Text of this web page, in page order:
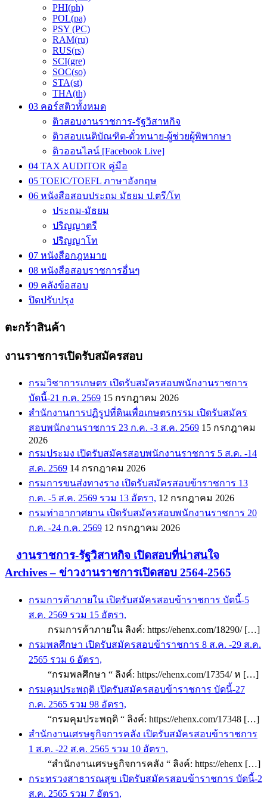
PHI(ph)
POL(pa)
PSY (PC)
RAM(ru)
RUS(rs)
SCI(gre)
SOC(so)
STA(st)
THA(th)
03 คอร์สติวทั้งหมด
ติวสอบงานราชการ-รัฐวิสาหกิจ
ติวสอบเนติบัณฑิต-ตั๋วทนาย-ผู้ช่วยผู้พิพากษา
ติวออนไลน์ [Facebook Live]
04 TAX AUDITOR คู่มือ
05 TOEIC/TOEFL ภาษาอังกฤษ
06 หนังสือสอบประถม มัธยม ป.ตรี/โท
ประถม-มัธยม
ปริญญาตรี
ปริญญาโท
07 หนังสือกฎหมาย
08 หนังสือสอบราชการอื่นๆ
09 คลังข้อสอบ
ปิดปรับปรุง
ตะกร้าสินค้า
งานราชการเปิดรับสมัครสอบ
กรมวิชาการเกษตร เปิดรับสมัครสอบพนักงานราชการ
บัดนี้-21 ก.ค. 2569 15 กรกฎาคม 2026
สำนักงานการปฏิรูปที่ดินเพื่อเกษตรกรรม เปิดรับสมัคร
สอบพนักงานราชการ 23 ก.ค. -3 ส.ค. 2569 15 กรกฎาคม
2026
กรมประมง เปิดรับสมัครสอบพนักงานราชการ 5 ส.ค. -14
ส.ค. 2569 14 กรกฎาคม 2026
กรมการขนส่งทางราง เปิดรับสมัครสอบข้าราชการ 13
ก.ค. -5 ส.ค. 2569 รวม 13 อัตรา, 12 กรกฎาคม 2026
กรมท่าอากาศยาน เปิดรับสมัครสอบพนักงานราชการ 20
ก.ค. -24 ก.ค. 2569 12 กรกฎาคม 2026
งานราชการ-รัฐวิสาหกิจ เปิดสอบที่น่าสนใจ
Archives – ข่าวงานราชการเปิดสอบ 2564-2565
กรมการค้าภายใน เปิดรับสมัครสอบข้าราชการ บัดนี้-5
ส.ค. 2569 รวม 15 อัตรา,
กรมการค้าภายใน ลิงค์: https://ehenx.com/18290/ […]
กรมพลศึกษา เปิดรับสมัครสอบข้าราชการ 8 ส.ค. -29 ส.ค.
2565 รวม 6 อัตรา,
“กรมพลศึกษา “ ลิงค์: https://ehenx.com/17354/ ห […]
กรมคุมประพฤติ เปิดรับสมัครสอบข้าราชการ บัดนี้-27
ก.ค. 2565 รวม 98 อัตรา,
“กรมคุมประพฤติ “ ลิงค์: https://ehenx.com/17348 […]
สำนักงานเศรษฐกิจการคลัง เปิดรับสมัครสอบข้าราชการ
1 ส.ค. -22 ส.ค. 2565 รวม 10 อัตรา,
“สำนักงานเศรษฐกิจการคลัง “ ลิงค์: https://ehenx […]
กระทรวงสาธารณสุข เปิดรับสมัครสอบข้าราชการ บัดนี้-2
ส.ค. 2565 รวม 7 อัตรา,